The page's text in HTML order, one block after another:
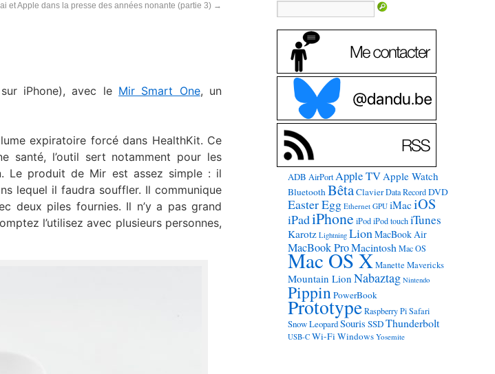
et Apple dans la presse des années nonante (partie 3) →
iPhone), avec le Mir Smart One, un
expiratoire forcé dans HealthKit. Ce
santé, l’outil sert notamment pour les
Le produit de Mir est assez simple : il
lequel il faudra souffler. Il communique
deux piles fournies. Il n’y a pas grand
l’utilisez avec plusieurs personnes,
ADB AirPort Apple TVApple Watch
BluetoothBêtaClavier Data Record DVD
Easter Egg Ethernet GPU iMaciOS
iPadiPhone iPod iPod touch iTunes
Karotz Lightning LionMacBook Air
MacBook ProMacintosh Mac OS
Mac OS X Manette Mavericks
Mountain Lion Nabaztag Nintendo
PippinPowerBook
Prototype Raspberry Pi Safari
Snow LeopardSouris SSDThunderbolt
USB-C Wi-FiWindows Yosemite